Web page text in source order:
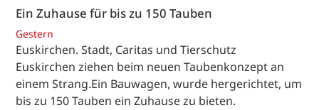
Ein Zuhause für bis zu 150 Tauben
Gestern
Euskirchen. Stadt, Caritas und Tierschutz
Euskirchen ziehen beim neuen Taubenkonzept an
einem Strang.Ein Bauwagen, wurde hergerichtet, um
bis zu 150 Tauben ein Zuhause zu bieten.